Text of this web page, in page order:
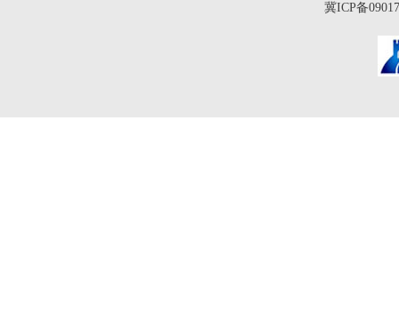
冀ICP备